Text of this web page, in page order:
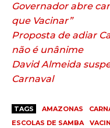
Governador abre
que Vacinar”
Proposta de adiar
não é unânime
David Almeida
Carnaval
TAGS AMAZONAS
ESCOLAS DE SAMBA